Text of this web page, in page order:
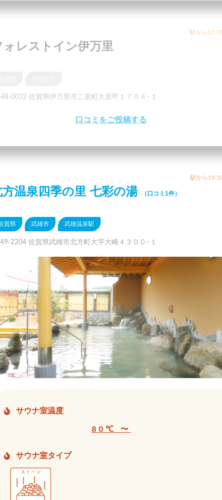
駅から
ォレストイン伊万里
0032 佐賀県伊万里市二里町大里甲１７０４−１
口コミをご投稿する
駅から
方温泉四季の里 七彩の湯 （口コミ1件）
賀県 武雄市 武雄温泉駅
2204 佐賀県武雄市北方町大字大崎４３００−１
サウナ室温度
80℃ 〜
サウナ室タイプ